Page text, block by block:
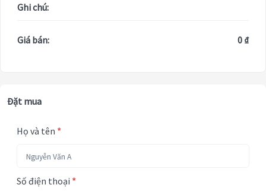
Ghi chú:
Giá bán: 0 ₫
Đặt mua
Họ và tên *
Số điện thoại *